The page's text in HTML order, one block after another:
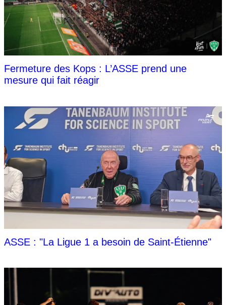
Fermeture des Kops : L’ASSE prend une
mesure qui fait réagir
ASSE : "La Ligue 1 a besoin de Saint-Étienne"